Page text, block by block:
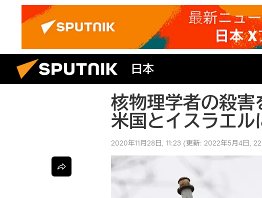
日本
核物理学者の殺
米国とイスラエル
2020年11月28日, 11:23 (更新: 2022年5月4日,